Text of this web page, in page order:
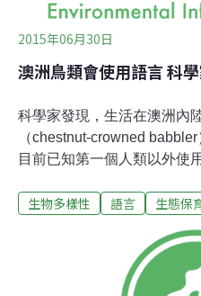
2015年06月30日
澳洲鳥類會使用語言 科
科學家發現，生活在澳洲內
（chestnut-crowned
目前已知第一個人類以外使
這種鳥類可以將單獨沒有意
字彙相當類似。雖然鳥類的
前，科學家不曾觀察到其他
的行為。研究共同作者、蘇
生物多樣性 語言 生態保